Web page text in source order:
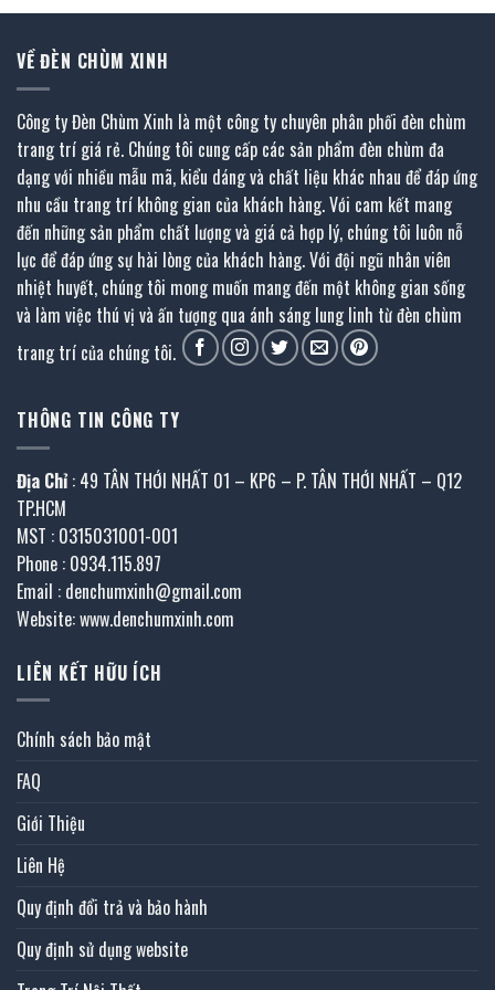
VỀ ĐÈN CHÙM XINH
Công ty Đèn Chùm Xinh là một công ty chuyên phân phối đèn chùm
trang trí giá rẻ. Chúng tôi cung cấp các sản phẩm đèn chùm đa
dạng với nhiều mẫu mã, kiểu dáng và chất liệu khác nhau để đáp ứng
nhu cầu trang trí không gian của khách hàng. Với cam kết mang
đến những sản phẩm chất lượng và giá cả hợp lý, chúng tôi luôn nỗ
lực để đáp ứng sự hài lòng của khách hàng. Với đội ngũ nhân viên
nhiệt huyết, chúng tôi mong muốn mang đến một không gian sống
và làm việc thú vị và ấn tượng qua ánh sáng lung linh từ đèn chùm
trang trí của chúng tôi.
THÔNG TIN CÔNG TY
Địa Chỉ : 49 TÂN THỚI NHẤT 01 – KP6 – P. TÂN THỚI NHẤT – Q12
TP.HCM
MST : 0315031001-001
Phone : 0934.115.897
Email : denchumxinh@gmail.com
Website: www.denchumxinh.com
LIÊN KẾT HỮU ÍCH
Chính sách bảo mật
FAQ
Giới Thiệu
Liên Hệ
Quy định đổi trả và bảo hành
Quy định sử dụng website